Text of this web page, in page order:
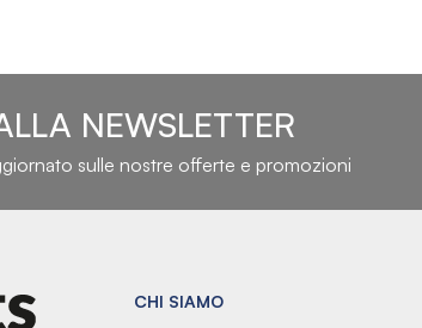
NEWSLETTER
sulle nostre offerte e promozioni
CHI SIAMO